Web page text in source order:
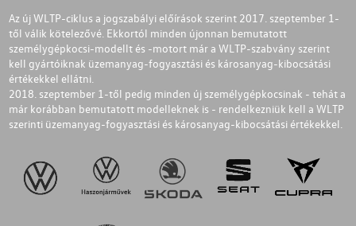
Az új WLTP-ciklus a jogszabályi előírások szerint 2017. szeptember 1-
től válik kötelezővé. Ekkortól minden újonnan bemutatott
személygépkocsi-modellt és -motort már a WLTP-szabvány szerint
kell gyártóiknak üzemanyag-fogyasztási és károsanyag-kibocsátási
értékekkel ellátni.
2018. szeptember 1-től pedig minden új személygépkocsinak - tehát a
már korábban bemutatott modelleknek is - rendelkezniük kell a WLTP
szerinti üzemanyag-fogyasztási és károsanyag-kibocsátási értékekkel.